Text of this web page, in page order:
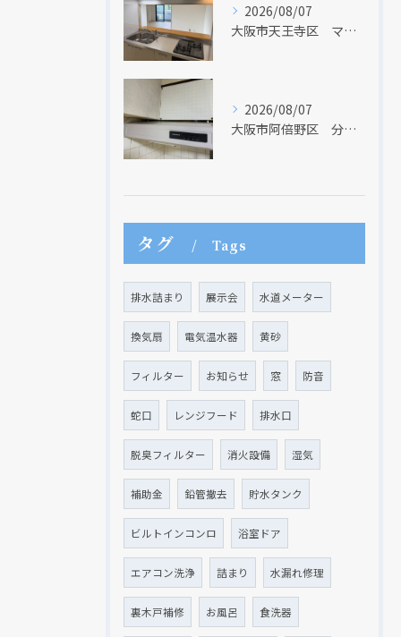
2026/08/07
大阪市天王寺区 マンションのキッチン取替及び内装リフォーム工事 クリナップ
2026/08/07
大阪市阿倍野区 分譲マンションのレンジフード取替リフォーム工事 タカラスタンダード
タグ Tags
排水詰まり 展示会 水道メーター
換気扇 電気温水器 黄砂
フィルター お知らせ 窓 防音
蛇口 レンジフード 排水口
脱臭フィルター 消火設備 湿気
補助金 鉛管撤去 貯水タンク
ビルトインコンロ 浴室ドア
エアコン洗浄 詰まり 水漏れ修理
裏木戸補修 お風呂 食洗器